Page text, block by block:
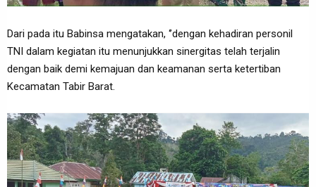
Dari pada itu Babinsa mengatakan, ‘’dengan kehadiran personil
TNI dalam kegiatan itu menunjukkan sinergitas telah terjalin
dengan baik demi kemajuan dan keamanan serta ketertiban
Kecamatan Tabir Barat.